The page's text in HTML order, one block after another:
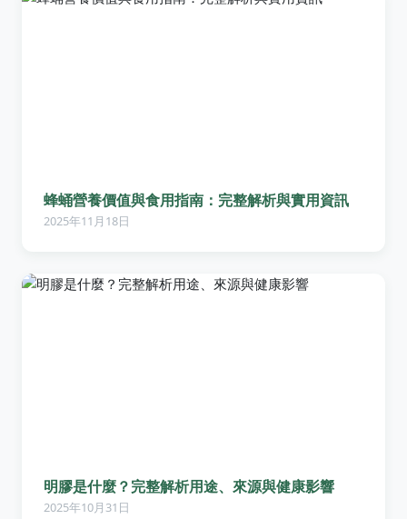
蜂蛹營養價值與食用指南：完整解析與實用資訊
2025年11月18日
明膠是什麼？完整解析用途、來源與健康影響
2025年10月31日